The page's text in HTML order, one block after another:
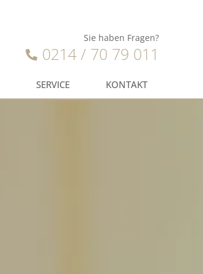
Sie haben Fragen?
0214 / 70 79 011
SERVICE KONTAKT